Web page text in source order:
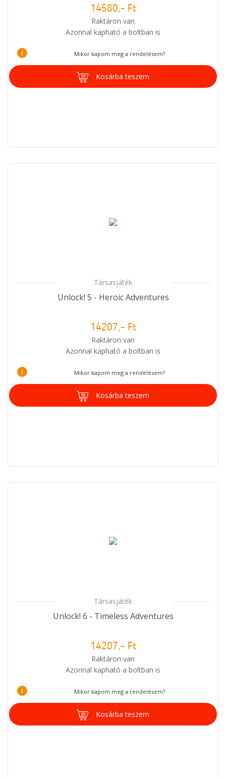
14580,- Ft
Raktáron van
Azonnal kapható a boltban is
i Mikor kapom meg a rendelésem?
Kosárba teszem
Társasjáték
Unlock! 5 - Heroic Adventures
14207,- Ft
Raktáron van
Azonnal kapható a boltban is
i Mikor kapom meg a rendelésem?
Kosárba teszem
Társasjáték
Unlock! 6 - Timeless Adventures
14207,- Ft
Raktáron van
Azonnal kapható a boltban is
i Mikor kapom meg a rendelésem?
Kosárba teszem